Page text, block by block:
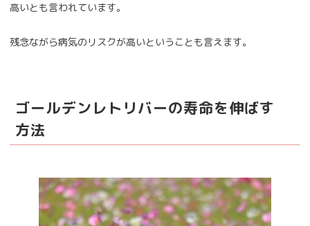
高いとも言われています。
残念ながら病気のリスクが高いということも言えます。
ゴールデンレトリバーの寿命を伸ばす
方法